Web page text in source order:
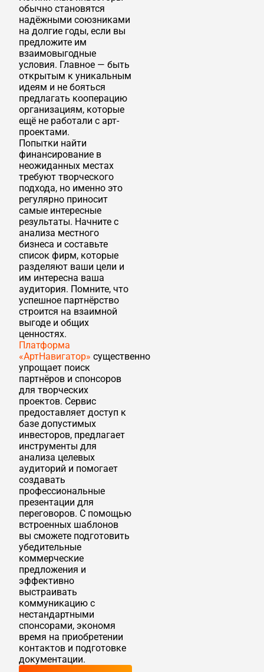
обычно становятся
надёжными союзниками
на долгие годы, если вы
предложите им
взаимовыгодные
условия. Главное — быть
открытым к уникальным
идеям и не бояться
предлагать кооперацию
организациям, которые
ещё не работали с арт-
проектами.
Попытки найти
финансирование в
неожиданных местах
требуют творческого
подхода, но именно это
регулярно приносит
самые интересные
результаты. Начните с
анализа местного
бизнеса и составьте
список фирм, которые
разделяют ваши цели и
им интересна ваша
аудитория. Помните, что
успешное партнёрство
строится на взаимной
выгоде и общих
ценностях.
Платформа
«АртНавигатор» существенно
упрощает поиск
партнёров и спонсоров
для творческих
проектов. Сервис
предоставляет доступ к
базе допустимых
инвесторов, предлагает
инструменты для
анализа целевых
аудиторий и помогает
создавать
профессиональные
презентации для
переговоров. С помощью
встроенных шаблонов
вы сможете подготовить
убедительные
коммерческие
предложения и
эффективно
выстраивать
коммуникацию с
нестандартными
спонсорами, экономя
время на приобретении
контактов и подготовке
документации.